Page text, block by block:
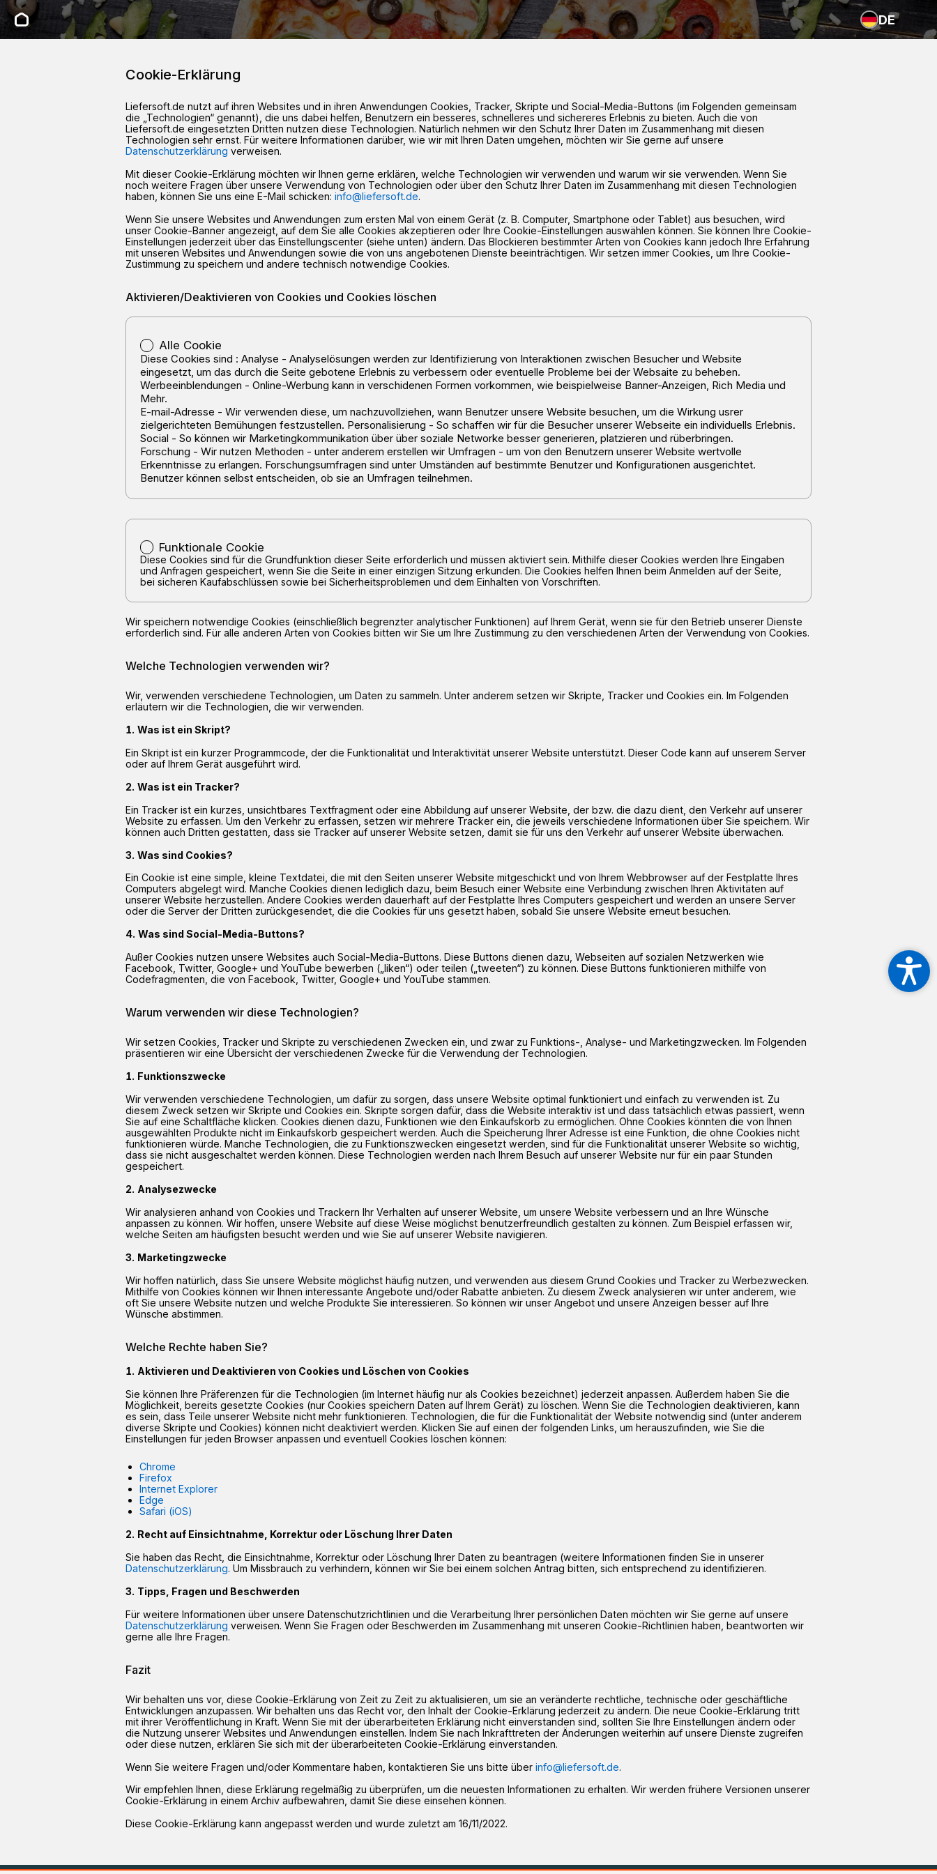
DE
Cookie-Erklärung
Liefersoft.de nutzt auf ihren Websites und in ihren Anwendungen Cookies, Tracker, Skripte und Social-Media-Buttons (im Folgenden gemeinsam
die „Technologien“ genannt), die uns dabei helfen, Benutzern ein besseres, schnelleres und sichereres Erlebnis zu bieten. Auch die von
Liefersoft.de eingesetzten Dritten nutzen diese Technologien. Natürlich nehmen wir den Schutz Ihrer Daten im Zusammenhang mit diesen
Technologien sehr ernst. Für weitere Informationen darüber, wie wir mit Ihren Daten umgehen, möchten wir Sie gerne auf unsere
Datenschutzerklärung verweisen.
Mit dieser Cookie-Erklärung möchten wir Ihnen gerne erklären, welche Technologien wir verwenden und warum wir sie verwenden. Wenn Sie
noch weitere Fragen über unsere Verwendung von Technologien oder über den Schutz Ihrer Daten im Zusammenhang mit diesen Technologien
haben, können Sie uns eine E-Mail schicken: info@liefersoft.de.
Wenn Sie unsere Websites und Anwendungen zum ersten Mal von einem Gerät (z. B. Computer, Smartphone oder Tablet) aus besuchen, wird
unser Cookie-Banner angezeigt, auf dem Sie alle Cookies akzeptieren oder Ihre Cookie-Einstellungen auswählen können. Sie können Ihre Cookie-
Einstellungen jederzeit über das Einstellungscenter (siehe unten) ändern. Das Blockieren bestimmter Arten von Cookies kann jedoch Ihre Erfahrung
mit unseren Websites und Anwendungen sowie die von uns angebotenen Dienste beeinträchtigen. Wir setzen immer Cookies, um Ihre Cookie-
Zustimmung zu speichern und andere technisch notwendige Cookies.
Aktivieren/Deaktivieren von Cookies und Cookies löschen
Alle Cookie
Diese Cookies sind : Analyse - Analyselösungen werden zur Identifizierung von Interaktionen zwischen Besucher und Website
eingesetzt, um das durch die Seite gebotene Erlebnis zu verbessern oder eventuelle Probleme bei der Websaite zu beheben.
Werbeeinblendungen - Online-Werbung kann in verschidenen Formen vorkommen, wie beispielweise Banner-Anzeigen, Rich Media und
Mehr.
E-mail-Adresse - Wir verwenden diese, um nachzuvollziehen, wann Benutzer unsere Website besuchen, um die Wirkung usrer
zielgerichteten Bemühungen festzustellen. Personalisierung - So schaffen wir für die Besucher unserer Webseite ein individuells Erlebnis.
Social - So können wir Marketingkommunikation über über soziale Networke besser generieren, platzieren und rüberbringen.
Forschung - Wir nutzen Methoden - unter anderem erstellen wir Umfragen - um von den Benutzern unserer Website wertvolle
Erkenntnisse zu erlangen. Forschungsumfragen sind unter Umständen auf bestimmte Benutzer und Konfigurationen ausgerichtet.
Benutzer können selbst entscheiden, ob sie an Umfragen teilnehmen.
Funktionale Cookie
Diese Cookies sind für die Grundfunktion dieser Seite erforderlich und müssen aktiviert sein. Mithilfe dieser Cookies werden Ihre Eingaben
und Anfragen gespeichert, wenn Sie die Seite in einer einzigen Sitzung erkunden. Die Cookies helfen Ihnen beim Anmelden auf der Seite,
bei sicheren Kaufabschlüssen sowie bei Sicherheitsproblemen und dem Einhalten von Vorschriften.
Wir speichern notwendige Cookies (einschließlich begrenzter analytischer Funktionen) auf Ihrem Gerät, wenn sie für den Betrieb unserer Dienste
erforderlich sind. Für alle anderen Arten von Cookies bitten wir Sie um Ihre Zustimmung zu den verschiedenen Arten der Verwendung von Cookies.
Welche Technologien verwenden wir?
Wir, verwenden verschiedene Technologien, um Daten zu sammeln. Unter anderem setzen wir Skripte, Tracker und Cookies ein. Im Folgenden
erläutern wir die Technologien, die wir verwenden.
Was ist ein Skript?
Ein Skript ist ein kurzer Programmcode, der die Funktionalität und Interaktivität unserer Website unterstützt. Dieser Code kann auf unserem Server
oder auf Ihrem Gerät ausgeführt wird.
Was ist ein Tracker?
Ein Tracker ist ein kurzes, unsichtbares Textfragment oder eine Abbildung auf unserer Website, der bzw. die dazu dient, den Verkehr auf unserer
Website zu erfassen. Um den Verkehr zu erfassen, setzen wir mehrere Tracker ein, die jeweils verschiedene Informationen über Sie speichern. Wir
können auch Dritten gestatten, dass sie Tracker auf unserer Website setzen, damit sie für uns den Verkehr auf unserer Website überwachen.
Was sind Cookies?
Ein Cookie ist eine simple, kleine Textdatei, die mit den Seiten unserer Website mitgeschickt und von Ihrem Webbrowser auf der Festplatte Ihres
Computers abgelegt wird. Manche Cookies dienen lediglich dazu, beim Besuch einer Website eine Verbindung zwischen Ihren Aktivitäten auf
unserer Website herzustellen. Andere Cookies werden dauerhaft auf der Festplatte Ihres Computers gespeichert und werden an unsere Server
oder die Server der Dritten zurückgesendet, die die Cookies für uns gesetzt haben, sobald Sie unsere Website erneut besuchen.
Was sind Social-Media-Buttons?
Außer Cookies nutzen unsere Websites auch Social-Media-Buttons. Diese Buttons dienen dazu, Webseiten auf sozialen Netzwerken wie
Facebook, Twitter, Google+ und YouTube bewerben („liken“) oder teilen („tweeten“) zu können. Diese Buttons funktionieren mithilfe von
Codefragmenten, die von Facebook, Twitter, Google+ und YouTube stammen.
Warum verwenden wir diese Technologien?
Wir setzen Cookies, Tracker und Skripte zu verschiedenen Zwecken ein, und zwar zu Funktions-, Analyse- und Marketingzwecken. Im Folgenden
präsentieren wir eine Übersicht der verschiedenen Zwecke für die Verwendung der Technologien.
Funktionszwecke
Wir verwenden verschiedene Technologien, um dafür zu sorgen, dass unsere Website optimal funktioniert und einfach zu verwenden ist. Zu
diesem Zweck setzen wir Skripte und Cookies ein. Skripte sorgen dafür, dass die Website interaktiv ist und dass tatsächlich etwas passiert, wenn
Sie auf eine Schaltfläche klicken. Cookies dienen dazu, Funktionen wie den Einkaufskorb zu ermöglichen. Ohne Cookies könnten die von Ihnen
ausgewählten Produkte nicht im Einkaufskorb gespeichert werden. Auch die Speicherung Ihrer Adresse ist eine Funktion, die ohne Cookies nicht
funktionieren würde. Manche Technologien, die zu Funktionszwecken eingesetzt werden, sind für die Funktionalität unserer Website so wichtig,
dass sie nicht ausgeschaltet werden können. Diese Technologien werden nach Ihrem Besuch auf unserer Website nur für ein paar Stunden
gespeichert.
Analysezwecke
Wir analysieren anhand von Cookies und Trackern Ihr Verhalten auf unserer Website, um unsere Website verbessern und an Ihre Wünsche
anpassen zu können. Wir hoffen, unsere Website auf diese Weise möglichst benutzerfreundlich gestalten zu können. Zum Beispiel erfassen wir,
welche Seiten am häufigsten besucht werden und wie Sie auf unserer Website navigieren.
Marketingzwecke
Wir hoffen natürlich, dass Sie unsere Website möglichst häufig nutzen, und verwenden aus diesem Grund Cookies und Tracker zu Werbezwecken.
Mithilfe von Cookies können wir Ihnen interessante Angebote und/oder Rabatte anbieten. Zu diesem Zweck analysieren wir unter anderem, wie
oft Sie unsere Website nutzen und welche Produkte Sie interessieren. So können wir unser Angebot und unsere Anzeigen besser auf Ihre
Wünsche abstimmen.
Welche Rechte haben Sie?
Aktivieren und Deaktivieren von Cookies und Löschen von Cookies
Sie können Ihre Präferenzen für die Technologien (im Internet häufig nur als Cookies bezeichnet) jederzeit anpassen. Außerdem haben Sie die
Möglichkeit, bereits gesetzte Cookies (nur Cookies speichern Daten auf Ihrem Gerät) zu löschen. Wenn Sie die Technologien deaktivieren, kann
es sein, dass Teile unserer Website nicht mehr funktionieren. Technologien, die für die Funktionalität der Website notwendig sind (unter anderem
diverse Skripte und Cookies) können nicht deaktiviert werden. Klicken Sie auf einen der folgenden Links, um herauszufinden, wie Sie die
Einstellungen für jeden Browser anpassen und eventuell Cookies löschen können:
Chrome
Firefox
Internet Explorer
Edge
Safari (iOS)
Recht auf Einsichtnahme, Korrektur oder Löschung Ihrer Daten
Sie haben das Recht, die Einsichtnahme, Korrektur oder Löschung Ihrer Daten zu beantragen (weitere Informationen finden Sie in unserer
Datenschutzerklärung. Um Missbrauch zu verhindern, können wir Sie bei einem solchen Antrag bitten, sich entsprechend zu identifizieren.
Tipps, Fragen und Beschwerden
Für weitere Informationen über unsere Datenschutzrichtlinien und die Verarbeitung Ihrer persönlichen Daten möchten wir Sie gerne auf unsere
Datenschutzerklärung verweisen. Wenn Sie Fragen oder Beschwerden im Zusammenhang mit unseren Cookie-Richtlinien haben, beantworten wir
gerne alle Ihre Fragen.
Fazit
Wir behalten uns vor, diese Cookie-Erklärung von Zeit zu Zeit zu aktualisieren, um sie an veränderte rechtliche, technische oder geschäftliche
Entwicklungen anzupassen. Wir behalten uns das Recht vor, den Inhalt der Cookie-Erklärung jederzeit zu ändern. Die neue Cookie-Erklärung tritt
mit ihrer Veröffentlichung in Kraft. Wenn Sie mit der überarbeiteten Erklärung nicht einverstanden sind, sollten Sie Ihre Einstellungen ändern oder
die Nutzung unserer Websites und Anwendungen einstellen. Indem Sie nach Inkrafttreten der Änderungen weiterhin auf unsere Dienste zugreifen
oder diese nutzen, erklären Sie sich mit der überarbeiteten Cookie-Erklärung einverstanden.
Wenn Sie weitere Fragen und/oder Kommentare haben, kontaktieren Sie uns bitte über info@liefersoft.de.
Wir empfehlen Ihnen, diese Erklärung regelmäßig zu überprüfen, um die neuesten Informationen zu erhalten. Wir werden frühere Versionen unserer
Cookie-Erklärung in einem Archiv aufbewahren, damit Sie diese einsehen können.
Diese Cookie-Erklärung kann angepasst werden und wurde zuletzt am 16/11/2022.